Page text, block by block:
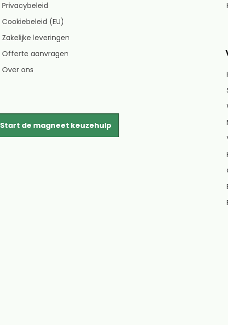
Privacybeleid
Cookiebeleid (EU)
Zakelijke leveringen
Offerte aanvragen
Over ons
Start de magneet keuzehulp